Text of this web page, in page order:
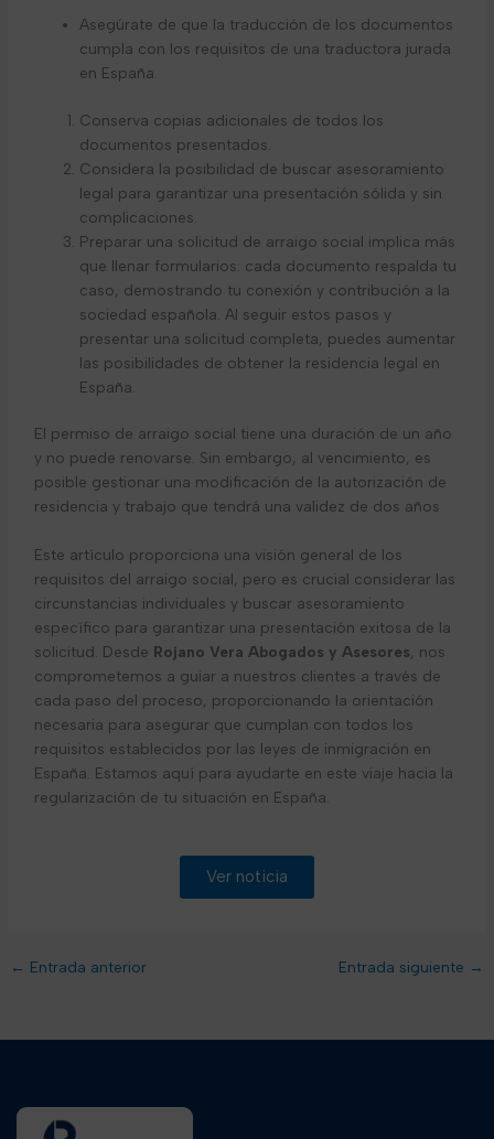
Asegúrate de que la traducción de los documentos
cumpla con los requisitos de una traductora jurada
en España.
Conserva copias adicionales de todos los
documentos presentados.
Considera la posibilidad de buscar asesoramiento
legal para garantizar una presentación sólida y sin
complicaciones.
Preparar una solicitud de arraigo social implica más
que llenar formularios: cada documento respalda tu
caso, demostrando tu conexión y contribución a la
sociedad española. Al seguir estos pasos y
presentar una solicitud completa, puedes aumentar
las posibilidades de obtener la residencia legal en
España.
El permiso de arraigo social tiene una duración de un año
y no puede renovarse. Sin embargo, al vencimiento, es
posible gestionar una modificación de la autorización de
residencia y trabajo que tendrá una validez de dos años
Este artículo proporciona una visión general de los
requisitos del arraigo social, pero es crucial considerar las
circunstancias individuales y buscar asesoramiento
específico para garantizar una presentación exitosa de la
solicitud. Desde Rojano Vera Abogados y Asesores , nos
comprometemos a guiar a nuestros clientes a través de
cada paso del proceso, proporcionando la orientación
necesaria para asegurar que cumplan con todos los
requisitos establecidos por las leyes de inmigración en
España. Estamos aquí para ayudarte en este viaje hacia la
regularización de tu situación en España.
Ver noticia
← Entrada anterior Entrada siguiente →